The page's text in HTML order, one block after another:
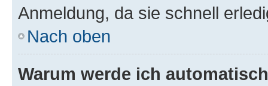
Anmeldung, da sie schnell
Nach oben
Warum werde ich